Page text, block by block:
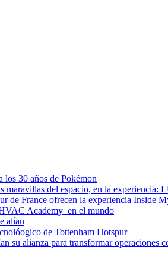
30 años de Pokémon
maravillas del espacio, en la experiencia:
de France ofrecen la experiencia Inside
Academy en el mundo
alían
de Tottenham Hotspur
su alianza para transformar operaciones